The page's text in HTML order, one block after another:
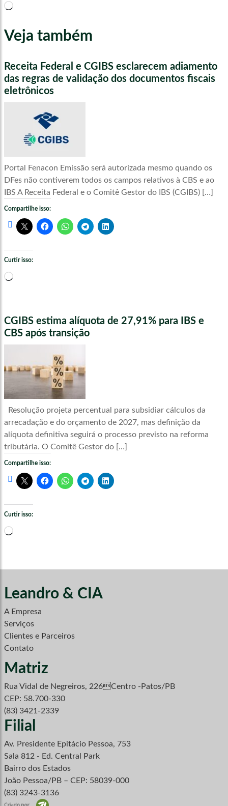
Carregando...
Veja também
Receita Federal e CGIBS esclarecem adiamento
das regras de validação dos documentos fiscais
eletrônicos
Portal Fenacon Emissão será autorizada mesmo quando os
DFes não contiverem todos os campos relativos à CBS e ao
IBS A Receita Federal e o Comitê Gestor do IBS (CGIBS) […]
Compartilhe isso:
Curtir isso:
Carregando...
CGIBS estima alíquota de 27,91% para IBS e
CBS após transição
Resolução projeta percentual para subsidiar cálculos da
arrecadação e do orçamento de 2027, mas definição da
alíquota definitiva seguirá o processo previsto na reforma
tributária. O Comitê Gestor do […]
Compartilhe isso:
Curtir isso:
Carregando...
Leandro & CIA
A Empresa
Serviços
Clientes e Parceiros
Contato
Matriz
Rua Vidal de Negreiros, 226Centro -Patos/PB
CEP: 58.700-330
(83) 3421-2339
Filial
Av. Presidente Epitácio Pessoa, 753
Sala 812 - Ed. Central Park
Bairro dos Estados
João Pessoa/PB – CEP: 58039-000
(83) 3243-3136